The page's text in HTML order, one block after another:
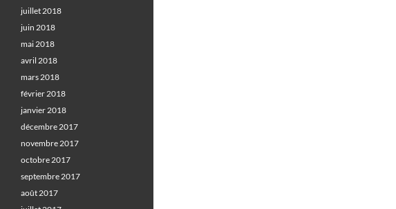
juillet 2018
juin 2018
mai 2018
avril 2018
mars 2018
février 2018
janvier 2018
décembre 2017
novembre 2017
octobre 2017
septembre 2017
août 2017